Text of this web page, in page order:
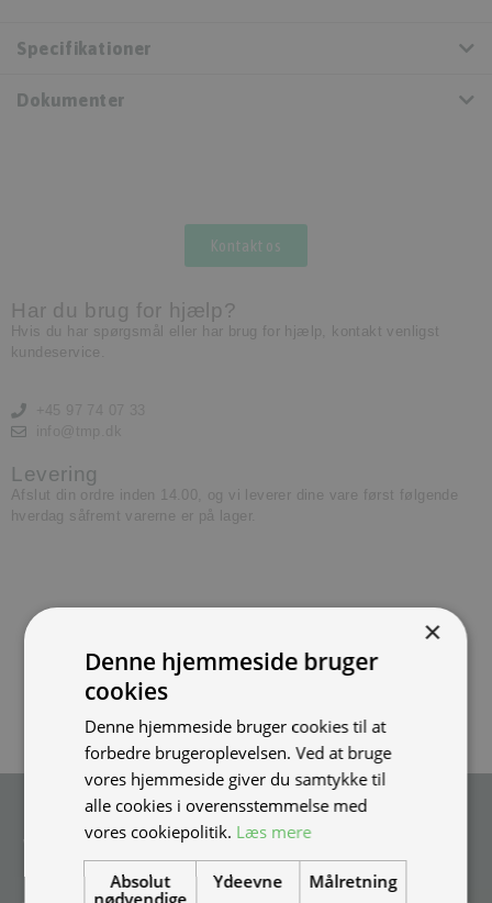
Specifikationer
Dokumenter
Kontakt os
Har du brug for hjælp?
Hvis du har spørgsmål eller har brug for hjælp, kontakt venligst
kundeservice.
Levering
Afslut din ordre inden 14.00, og vi leverer dine vare først følgende
hverdag såfremt varerne er på lager.
Tilmeld nyhedsmail
Vær blandt de første til at modtage info om nye produkter, tilbud,
events og udstillinger.
×
Denne hjemmeside bruger
cookies
Denne hjemmeside bruger cookies til at
forbedre brugeroplevelsen. Ved at bruge
vores hjemmeside giver du samtykke til
alle cookies i overensstemmelse med
vores cookiepolitik. Læs mere
Absolut
nødvendige
Ydeevne Målretning